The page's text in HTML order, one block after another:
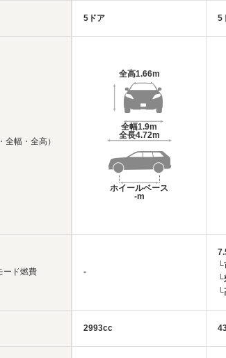
全幅・全高）
ード燃費
5ドア
全高1.66m
全幅1.9m
全長4.72m
ホイールベース
-m
-
2993cc
5
└
└
└